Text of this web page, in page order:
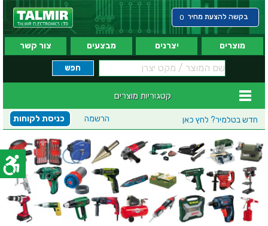
בקשה להצעת מחיר 0
מוצרים יצרנים מבצעים צור קשר
קטגוריות מוצרים
חדש בטלמיר? לחץ כאן כניסת לקוחות הרשמה